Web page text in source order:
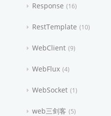
Response 16
RestTemplate 10
WebClient 9
WebFlux 4
WebSocket 1
web三剑客 5